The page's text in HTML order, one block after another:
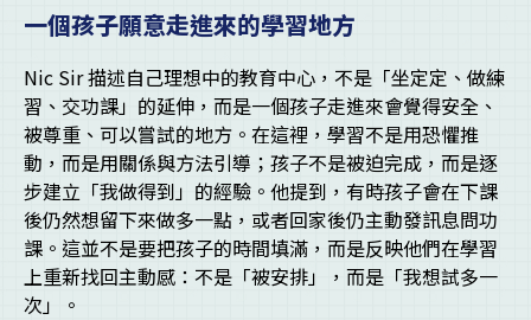
一個孩子願意走進來的學習地方
Nic Sir 描述自己理想中的教育中心，不是「坐定定、做練
習、交功課」的延伸，而是一個孩子走進來會覺得安全、
被尊重、可以嘗試的地方。在這裡，學習不是用恐懼推
動，而是用關係與方法引導；孩子不是被迫完成，而是逐
步建立「我做得到」的經驗。他提到，有時孩子會在下課
後仍然想留下來做多一點，或者回家後仍主動發訊息問功
課。這並不是要把孩子的時間填滿，而是反映他們在學習
上重新找回主動感：不是「被安排」，而是「我想試多一
次」。